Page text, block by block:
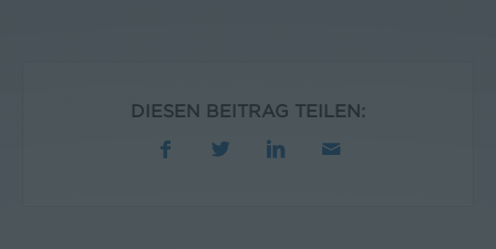
DIESEN BEITRAG TEILEN: